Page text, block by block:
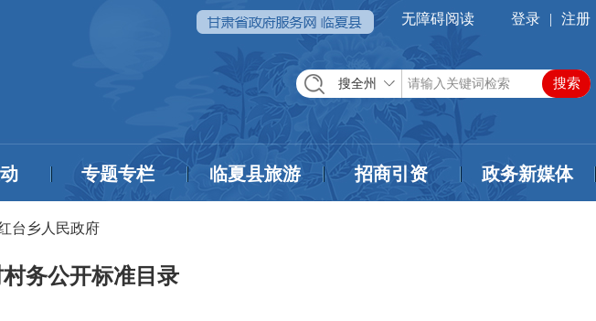
无障碍阅读 登录 | 注册
搜全州
专题专栏 临夏县旅游 招商引资 政务新媒体
台乡人民政府
务公开标准目录